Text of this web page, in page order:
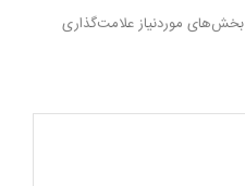
بخش‌های موردنیاز علامت‌گذاری